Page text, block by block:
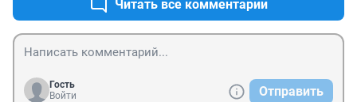
Читать все комментарии
Гость
Войти
Отправить